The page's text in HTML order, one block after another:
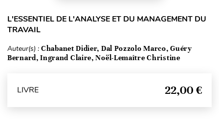
L'ESSENTIEL DE L'ANALYSE ET DU MANAGEMENT DU
TRAVAIL
Auteur(s) : Chabanet Didier, Dal Pozzolo Marco, Guéry
Bernard, Ingrand Claire, Noël-Lemaître Christine
LIVRE 22,00 €